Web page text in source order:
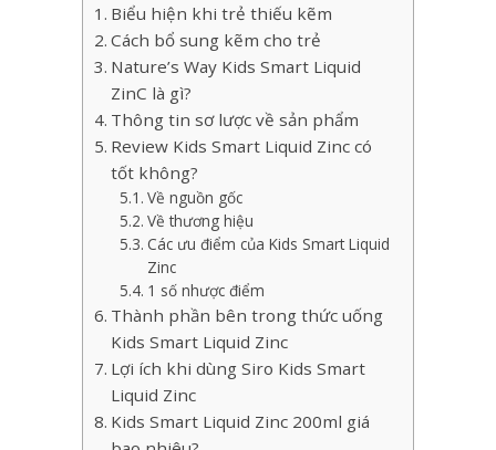
Biểu hiện khi trẻ thiếu kẽm
Cách bổ sung kẽm cho trẻ
Nature’s Way Kids Smart Liquid
ZinC là gì?
Thông tin sơ lược về sản phẩm
Review Kids Smart Liquid Zinc có
tốt không?
Về nguồn gốc
Về thương hiệu
Các ưu điểm của Kids Smart Liquid
Zinc
1 số nhược điểm
Thành phần bên trong thức uống
Kids Smart Liquid Zinc
Lợi ích khi dùng Siro Kids Smart
Liquid Zinc
Kids Smart Liquid Zinc 200ml giá